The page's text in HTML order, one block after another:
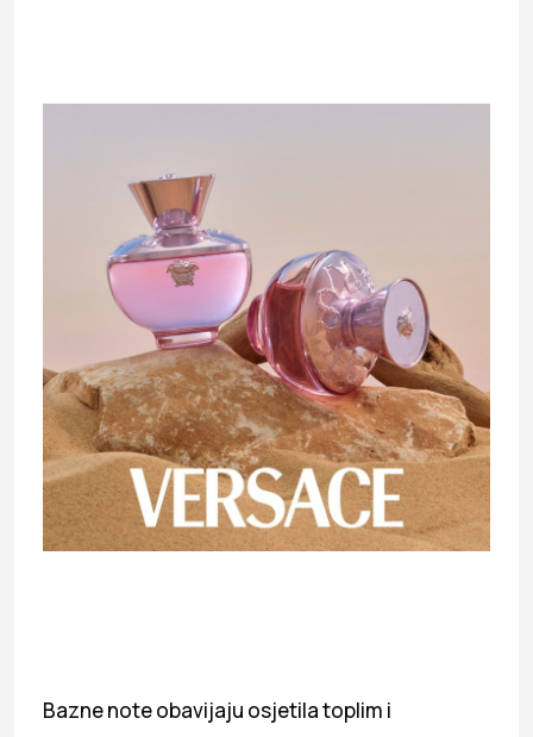
Bazne note obavijaju osjetila toplim i